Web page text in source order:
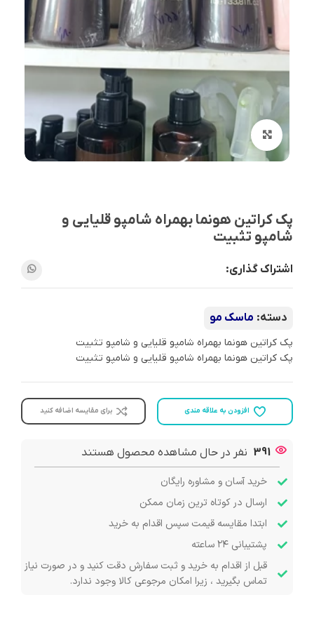
بزرگنمایی تصویر
پک کراتین هونما بهمراه شامپو قلیایی و
شامپو تثبیت
اشتراک گذاری:
دسته: ماسک مو
پک کراتین هونما بهمراه شامپو قلیایی و شامپو تثبیت
پک کراتین هونما بهمراه شامپو قلیایی و شامپو تثبیت
افزودن به علاقه مندی برای مقایسه اضافه کنید
391 نفر در حال مشاهده محصول هستند
خرید آسان و مشاوره رایگان
ارسال در کوتاه ترین زمان ممکن
ابتدا مقایسه قیمت سپس اقدام به خرید
پشتیبانی ۲۴ ساعته
قبل از اقدام به خرید و ثبت سفارش دقت کنید و در صورت نیاز
تماس بگیرید ، زیرا امکان مرجوعی کالا وجود ندارد.